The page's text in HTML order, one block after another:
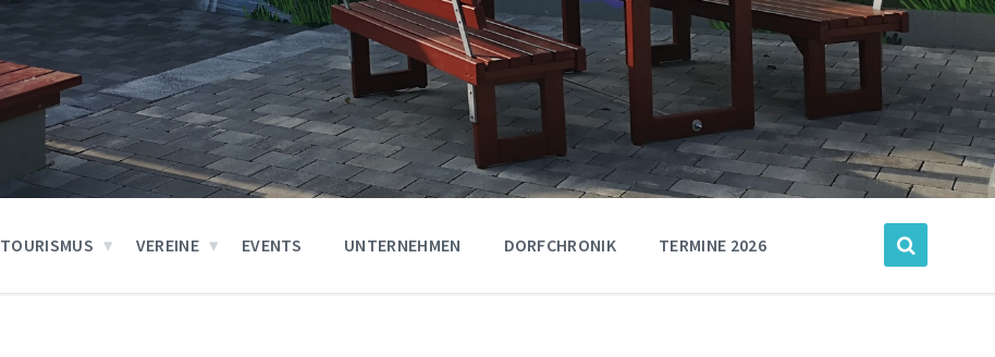
TOURISMUS VEREINE EVENTS UNTERNEHMEN DORFCHRONIK TERMINE 2026